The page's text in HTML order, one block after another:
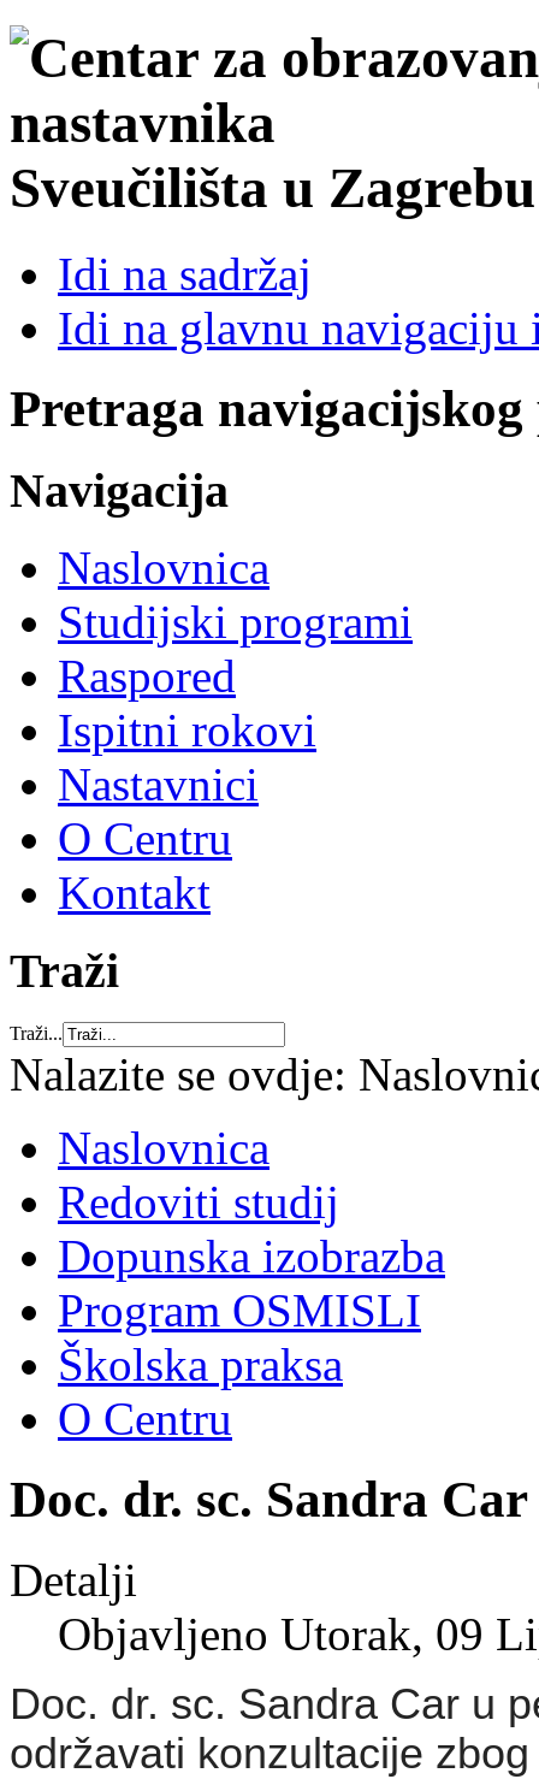
Sveučilišta u Zagrebu
Idi na sadržaj
Idi na glavnu navigaciju
Pretraga
Navigacija
Naslovnica
Studijski programi
Raspored
Ispitni rokovi
Nastavnici
O Centru
Kontakt
Traži
Traži...
Nalazite se ovdje:
Naslovnica
Redoviti studij
Dopunska izobrazba
Program OSMISLI
Školska praksa
O Centru
Doc. dr. sc. Sandra
Detalji
Objavljeno Utorak, 09
Doc. dr. sc. Sandra Car u
održavati konzultacije